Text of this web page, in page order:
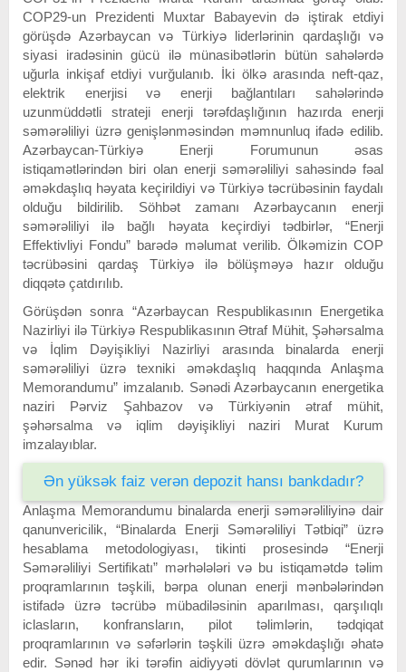
COP29-un Prezidenti Muxtar Babayevin də iştirak etdiyi
görüşdə Azərbaycan və Türkiyə liderlərinin qardaşlığı və
siyasi iradəsinin gücü ilə münasibətlərin bütün sahələrdə
uğurla inkişaf etdiyi vurğulanıb. İki ölkə arasında neft-qaz,
elektrik enerjisi və enerji bağlantıları sahələrində
uzunmüddətli strateji enerji tərəfdaşlığının hazırda enerji
səmərəliliyi üzrə genişlənməsindən məmnunluq ifadə edilib.
Azərbaycan-Türkiyə Enerji Forumunun əsas
istiqamətlərindən biri olan enerji səmərəliliyi sahəsində fəal
əməkdaşlıq həyata keçirildiyi və Türkiyə təcrübəsinin faydalı
olduğu bildirilib. Söhbət zamanı Azərbaycanın enerji
səmərəliliyi ilə bağlı həyata keçirdiyi tədbirlər, “Enerji
Effektivliyi Fondu” barədə məlumat verilib. Ölkəmizin COP
təcrübəsini qardaş Türkiyə ilə bölüşməyə hazır olduğu
diqqətə çatdırılıb.
Görüşdən sonra “Azərbaycan Respublikasının Energetika
Nazirliyi ilə Türkiyə Respublikasının Ətraf Mühit, Şəhərsalma
və İqlim Dəyişikliyi Nazirliyi arasında binalarda enerji
səmərəliliyi üzrə texniki əməkdaşlıq haqqında Anlaşma
Memorandumu” imzalanıb. Sənədi Azərbaycanın energetika
naziri Pərviz Şahbazov və Türkiyənin ətraf mühit,
şəhərsalma və iqlim dəyişikliyi naziri Murat Kurum
imzalayıblar.
Ən yüksək faiz verən depozit hansı bankdadır?
Anlaşma Memorandumu binalarda enerji səmərəliliyinə dair
qanunvericilik, “Binalarda Enerji Səmərəliliyi Tətbiqi” üzrə
hesablama metodologiyası, tikinti prosesində “Enerji
Səmərəliliyi Sertifikatı” mərhələləri və bu istiqamətdə təlim
proqramlarının təşkili, bərpa olunan enerji mənbələrindən
istifadə üzrə təcrübə mübadiləsinin aparılması, qarşılıqlı
iclasların, konfransların, pilot təlimlərin, tədqiqat
proqramlarının və səfərlərin təşkili üzrə əməkdaşlığı əhatə
edir. Sənəd hər iki tərəfin aidiyyəti dövlət qurumlarının və